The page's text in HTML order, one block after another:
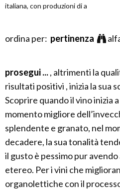
italiana, con produzioni di a
ordina per: pertinenza
prosegui ..., altrimenti la
risultati positivi , inizia la sua
Scoprire quando il vino inizia
momento migliore
splendente e granato, nel
decadere, la sua tonalità
il gusto è pessimo pur
etereo. Per i vini che
organolettiche con il